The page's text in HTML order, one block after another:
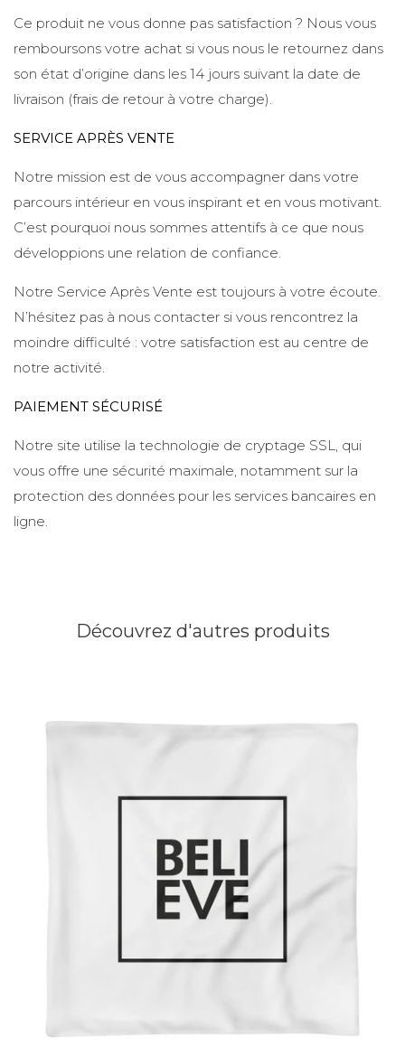
Ce produit ne vous donne pas satisfaction ? Nous vous
remboursons votre achat si vous nous le retournez dans
son état d’origine dans les 14 jours suivant la date de
livraison (frais de retour à votre charge).
SERVICE APRÈS VENTE
Notre mission est de vous accompagner dans votre
parcours intérieur en vous inspirant et en vous motivant.
C’est pourquoi nous sommes attentifs à ce que nous
développions une relation de confiance.
Notre Service Après Vente est toujours à votre écoute.
N’hésitez pas à nous contacter si vous rencontrez la
moindre difficulté : votre satisfaction est au centre de
notre activité.
PAIEMENT SÉCURISÉ
Notre site utilise la technologie de cryptage SSL, qui
vous offre une sécurité maximale, notamment sur la
protection des données pour les services bancaires en
ligne.
Découvrez d'autres produits